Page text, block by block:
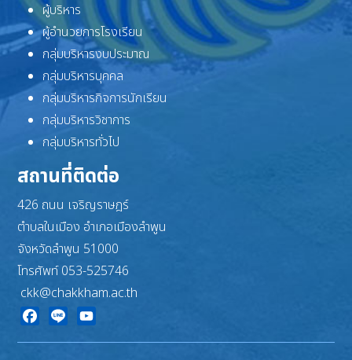
ผู้บริหาร
ผู้อำนวยการโรงเรียน
กลุ่มบริหารงบประมาณ
กลุ่มบริหารบุคคล
กลุ่มบริหารกิจการนักเรียน
กลุ่มบริหารวิชาการ
กลุ่มบริหารทั่วไป
สถานที่ติดต่อ
426 ถนน เจริญราษฎร์
ตำบลในเมือง อำเภอเมืองลำพูน
จังหวัดลำพูน 51000
โทรศัพท์ 053-525746
ckk@chakkham.ac.th